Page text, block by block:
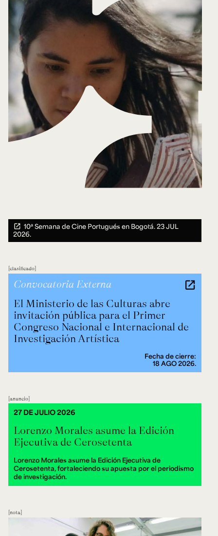
10ª Semana de Cine Portugués en Bogotá.23 JUL
2026.
clasificado
El Ministerio de las Culturas abre
invitación pública para el Primer
Congreso Nacional e Internacional de
Investigación Artística
Convocatoria Externa
Fecha de cierre:
18 AGO 2026.
anuncio
Lorenzo Morales asume la Edición
Ejecutiva de Cerosetenta
Lorenzo Morales asume la Edición Ejecutiva de
Cerosetenta, fortaleciendo su apuesta por el periodismo
de investigación.
27 DE JULIO 2026
nota